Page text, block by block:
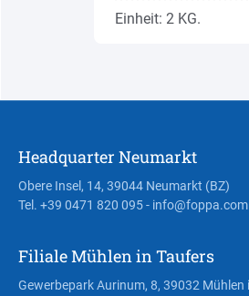
Einheit: 2 KG.
Headquarter Neumarkt
Obere Insel, 14, 39044 Neumarkt (BZ)
Tel. +39 0471 820 095- info@foppa.com
Filiale Mühlen in Taufers
Gewerbepark Aurinum, 8, 39032 Mühlen